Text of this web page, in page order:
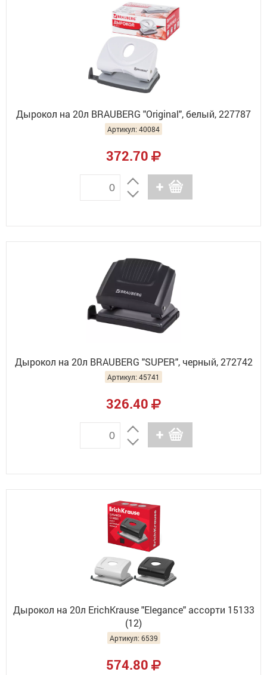
Дырокол на 20л BRAUBERG "Original", белый, 227787
Артикул: 40084
372.70
Дырокол на 20л BRAUBERG "SUPER", черный, 272742
Артикул: 45741
326.40
Дырокол на 20л ErichKrause "Elegance" ассорти 15133
(12)
Артикул: 6539
574.80